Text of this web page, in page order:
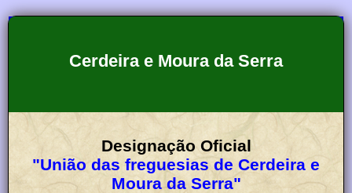
Cerdeira e Moura da Serra
Designação Oficial
"União das freguesias de Cerdeira e
Moura da Serra"